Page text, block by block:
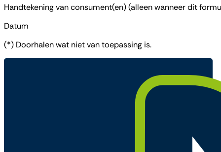
Handtekening van consument(en) (alleen wanneer dit
Datum
(*) Doorhalen wat niet van toepassing is.